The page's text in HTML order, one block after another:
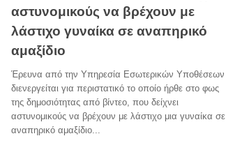
αστυνομικούς να βρέχουν με
λάστιχο γυναίκα σε αναπηρικό
αμαξίδιο
Έρευνα από την Υπηρεσία Εσωτερικών Υποθέσεων
διενεργείται για περιστατικό το οποίο ήρθε στο φως
της δημοσιότητας από βίντεο, που δείχνει
αστυνομικούς να βρέχουν με λάστιχο μια γυναίκα σε
αναπηρικό αμαξίδιο...